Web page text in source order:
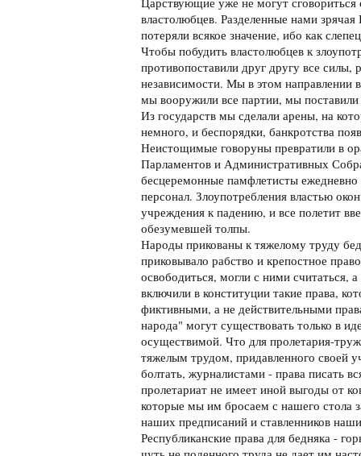
властолюбцев. Разделенные нами
потеряли всякое значение, ибо как
Чтобы побудить властолюбцев к
противопоставили друг другу все силы,
независимости. Мы в этом направлении
мы вооружили все партии, мы
Из государств мы сделали арены, на
немного, и беспорядки, банкротства
Неистощимые говоруны превратили в
Парламентов и Административных
бесцеремонные памфлетисты
персонал. Злоупотребления властью
учреждения к падению, и все полетит
обезумевшей толпы.
Народы прикованы к тяжелому труду
приковывало рабство и крепостное
освободиться, могли с ними
включили в конституции такие права,
фиктивными, а не действительными
народа" могут существовать только в
осуществимой. Что для пролетария-
тяжелым трудом, придавленного своей
болтать, журналистами - права писать
пролетариат не имеет иной выгоды от
которые мы им бросаем с нашего стола
наших предписаний и ставленников
Республиканские права для бедняка -